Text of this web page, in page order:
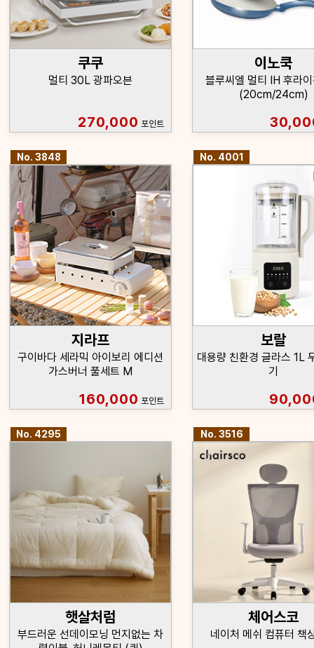
쿠쿠
멀티 30L 광파오븐
270,000 포인트
이노쿡
블루씨엘 멀티 IH 후라
(20cm/24cm)
No. 3848
지라프
구이바다 세라믹 아이보리 에디션
가스버너 풀세트 M
160,000 포인트
No. 4001
보랄
대용량 친환경 글라스 1L
기
No. 4295
햇살처럼
부드러운 선데이모닝 먼지없는 차
No. 3516
체어스코
네이처 메쉬 컴퓨터 책